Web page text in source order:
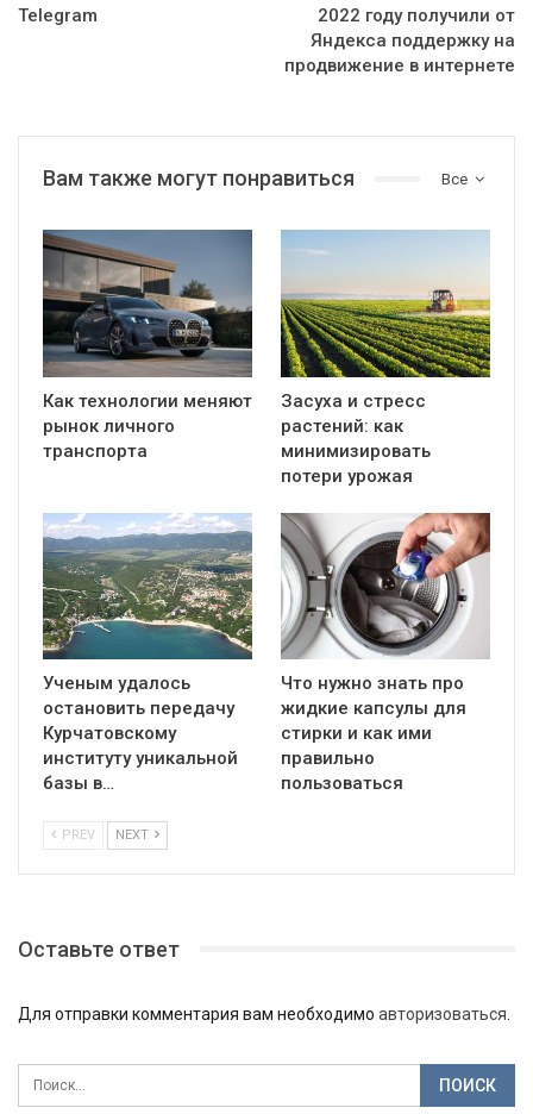
Telegram
2022 году получили от
Яндекса поддержку на
продвижение в интернете
Все
Вам также могут понравиться
Как технологии меняют
рынок личного
транспорта
Засуха и стресс
растений: как
минимизировать
потери урожая
Ученым удалось
остановить передачу
Курчатовскому
институту уникальной
базы в…
Что нужно знать про
жидкие капсулы для
стирки и как ими
правильно
пользоваться
PREV NEXT
Оставьте ответ
Для отправки комментария вам необходимо авторизоваться